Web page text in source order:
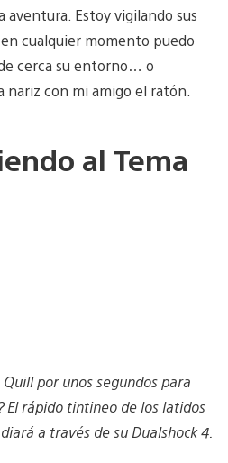
aventura. Estoy vigilando sus
cualquier momento puedo
cerca su entorno… o
con mi amigo el ratón.
al Tema
por unos segundos para
El rápido tintineo de los latidos
a través de su Dualshock 4.